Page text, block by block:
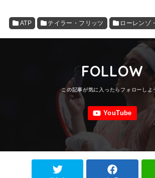
ATP テイラー・フリッツ ローレンゾ
FOLLOW